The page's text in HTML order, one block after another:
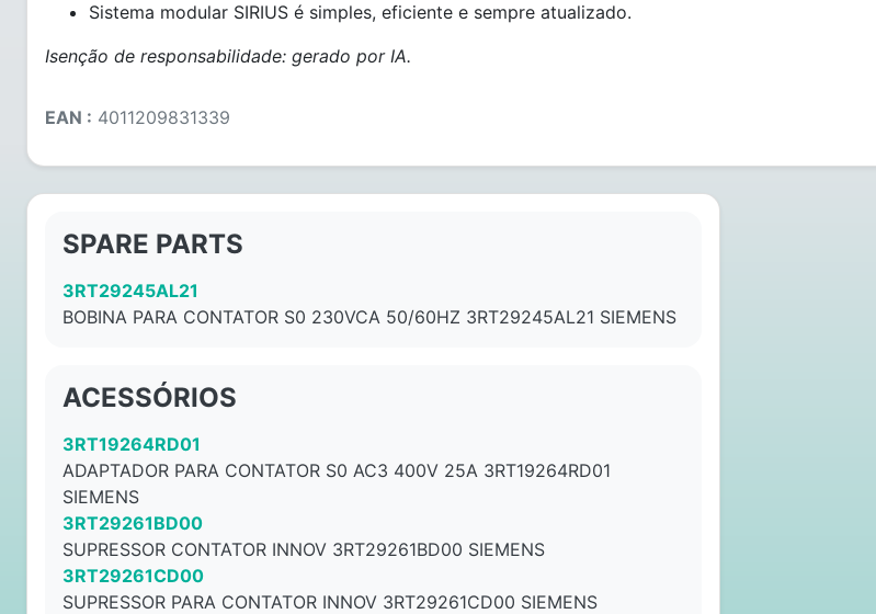
Sistema modular SIRIUS é simples, eficiente e sempre atualizado.
Isenção de responsabilidade: gerado por IA.
EAN : 4011209831339
SPARE PARTS
3RT29245AL21
BOBINA PARA CONTATOR S0 230VCA 50/60HZ 3RT29245AL21 SIEMENS
ACESSÓRIOS
3RT19264RD01
ADAPTADOR PARA CONTATOR S0 AC3 400V 25A 3RT19264RD01
SIEMENS
3RT29261BD00
SUPRESSOR CONTATOR INNOV 3RT29261BD00 SIEMENS
3RT29261CD00
SUPRESSOR PARA CONTATOR INNOV 3RT29261CD00 SIEMENS